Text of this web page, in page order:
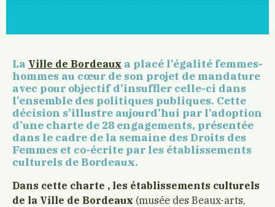
La Ville de Bordeaux a placé l’égalité femmes-
hommes au cœur de son projet de mandature
avec pour objectif d’insuffler celle-ci dans
l’ensemble des politiques publiques. Cette
décision s’illustre aujourd’hui par l’adoption
d’une charte de 28 engagements, présentée
dans le cadre de la semaine des Droits des
Femmes et co-écrite par les établissements
culturels de Bordeaux.
Dans cette charte , les établissements culturels
de la Ville de Bordeaux (musée des Beaux-arts,